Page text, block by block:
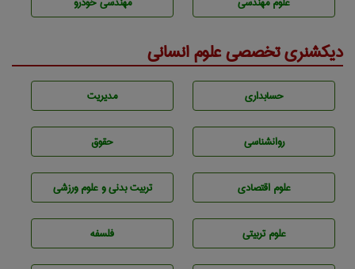
دیکشنری تخصصی علوم انسانی
حسابداری مديريت
روانشناسی حقوق
علوم اقتصادی تربيت بدنی و علوم ورزشی
علوم تربيتی فلسفه